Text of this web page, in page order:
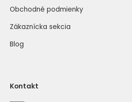
Obchodné podmienky
Zákaznícka sekcia
Blog
Kontakt